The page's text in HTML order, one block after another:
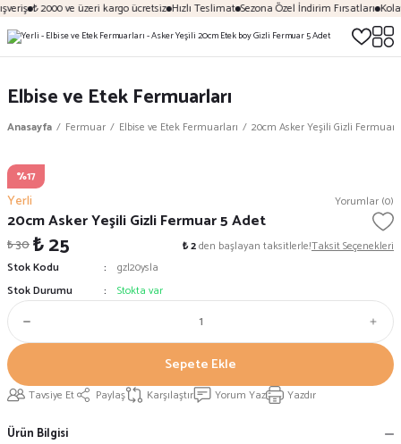
₺ 2000 ve üzeri kargo ücretsiz Hızlı Teslimat Sezona Özel İndirim Fırsatları
Elbise ve Etek Fermuarları
Anasayfa Fermuar Elbise ve Etek Fermuarları 20cm Asker Yeşili Gizli Fermuar
%17
Yerli Yorumlar (0)
20cm Asker Yeşili Gizli Fermuar 5 Adet
₺ 30₺ 25 ₺ 2den başlayan taksitlerle!Taksit Seçenekleri
Stok Kodu
gzl20ysla
Stok Durumu
Stokta var
Sepete Ekle
Tavsiye Et Paylaş Karşılaştır Yorum Yaz Yazdır
Ürün Bilgisi